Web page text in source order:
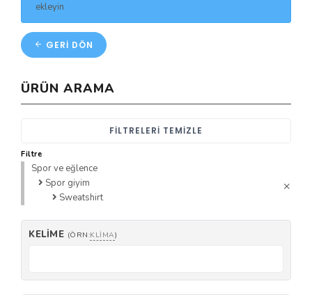
ekleyin
GERI DÖN
ÜRÜN ARAMA
FILTRELERI TEMIZLE
Filtre
Spor ve eğlence
Spor giyim
Sweatshirt
KELIME (ÖRN:KLIMA)